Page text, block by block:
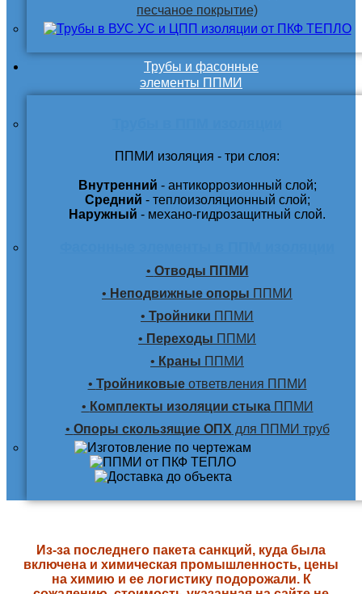
песчаное покрытие)
Трубы и фасонные
элементы ППМИ
ППМИ изоляция - три слоя:
Внутренний - антикоррозионный слой;
Средний - теплоизоляционный слой;
Наружный - механо-гидрозащитный слой.
• Отводы ППМИ
• Неподвижные опоры ППМИ
• Тройники ППМИ
• Переходы ППМИ
• Краны ППМИ
• Тройниковыеответвления ППМИ
• Комплекты изоляции стыкаППМИ
• Опоры скользящие ОПХ для ППМИ труб
Из-за последнего пакета санкций, куда была
включена и химическая промышленность, цены
на химию и ее логистику подорожали. К